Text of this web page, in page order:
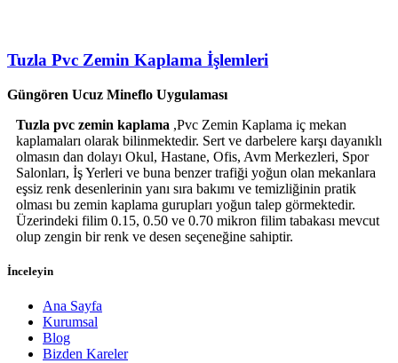
Tuzla Pvc Zemin Kaplama İşlemleri
Güngören Ucuz Mineflo Uygulaması
Tuzla pvc zemin kaplama ,Pvc Zemin Kaplama iç mekan
kaplamaları olarak bilinmektedir. Sert ve darbelere karşı dayanıklı
olmasın dan dolayı Okul, Hastane, Ofis, Avm Merkezleri, Spor
Salonları, İş Yerleri ve buna benzer trafiği yoğun olan mekanlara
eşsiz renk desenlerinin yanı sıra bakımı ve temizliğinin pratik
olması bu zemin kaplama gurupları yoğun talep görmektedir.
Üzerindeki filim 0.15, 0.50 ve 0.70 mikron filim tabakası mevcut
olup zengin bir renk ve desen seçeneğine sahiptir.
İnceleyin
Ana Sayfa
Kurumsal
Blog
Bizden Kareler